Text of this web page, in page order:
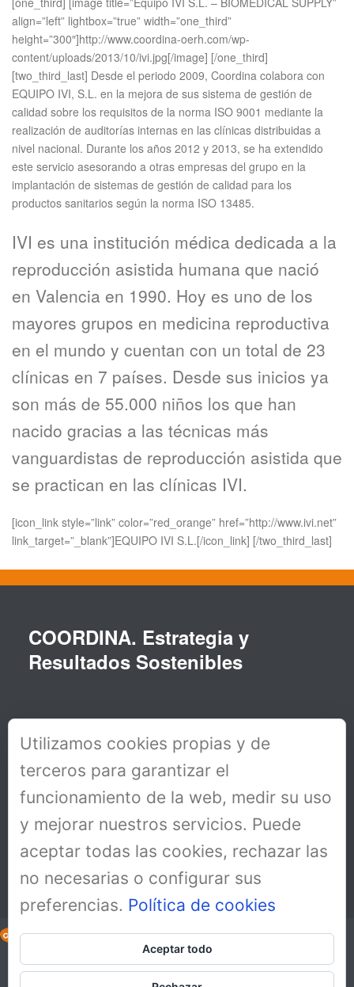
align=”left” lightbox=”true” width=”one_third”
height=”300″]http://www.coordina-oerh.com/wp-
content/uploads/2013/10/ivi.jpg[/image] [/one_third]
[two_third_last] Desde el periodo 2009, Coordina colabora con
EQUIPO IVI, S.L. en la mejora de sus sistema de gestión de
calidad sobre los requisitos de la norma ISO 9001 mediante la
realización de auditorías internas en las clínicas distribuidas a
nivel nacional. Durante los años 2012 y 2013, se ha extendido
este servicio asesorando a otras empresas del grupo en la
implantación de sistemas de gestión de calidad para los
productos sanitarios según la norma ISO 13485.
IVI es una institución médica dedicada a la
reproducción asistida humana que nació
en Valencia en 1990. Hoy es uno de los
mayores grupos en medicina reproductiva
en el mundo y cuentan con un total de 23
clínicas en 7 países. Desde sus inicios ya
son más de 55.000 niños los que han
nacido gracias a las técnicas más
vanguardistas de reproducción asistida que
se practican en las clínicas IVI.
[icon_link style=”link” color=”red_orange” href=”http://www.ivi.net”
link_target=”_blank”]EQUIPO IVI S.L.[/icon_link] [/two_third_last]
COORDINA. Estrategia y
Resultados Sostenibles
Copyright All Rights Reserved © 2019
Aviso Legal
Utilizamos cookies propias y de
terceros para garantizar el
funcionamiento de la web, medir su uso
y mejorar nuestros servicios. Puede
aceptar todas las cookies, rechazar las
no necesarias o configurar sus
preferencias. Política de cookies
Aceptar todo